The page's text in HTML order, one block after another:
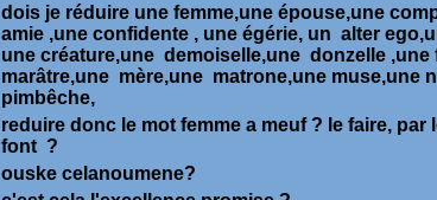
dois je réduire une femme,une épouse,une
amie ,une confidente , une égérie, un alter
une créature,une demoiselle,une donzelle
marâtre,une mère,une matrone,une muse,une
pimbêche,
reduire donc le mot femme a meuf ? le faire,
font ?
ouske celanoumene?